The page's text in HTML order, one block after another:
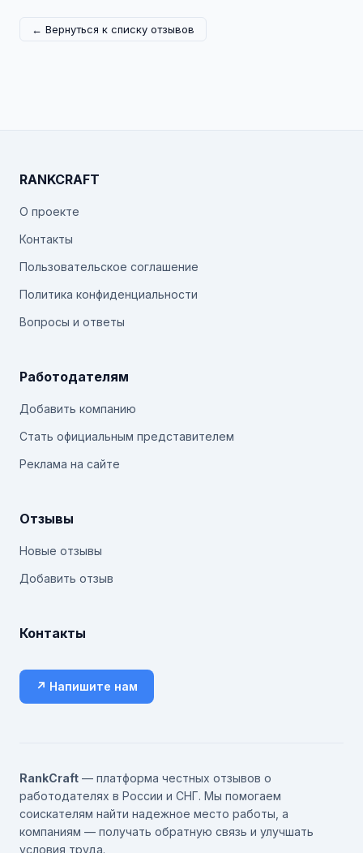
← Вернуться к списку отзывов
RANKCRAFT
О проекте
Контакты
Пользовательское соглашение
Политика конфиденциальности
Вопросы и ответы
Работодателям
Добавить компанию
Стать официальным представителем
Реклама на сайте
Отзывы
Новые отзывы
Добавить отзыв
Контакты
↗ Напишите нам
RankCraft — платформа честных отзывов о
работодателях в России и СНГ. Мы помогаем
соискателям найти надежное место работы, а
компаниям — получать обратную связь и улучшать
условия труда.